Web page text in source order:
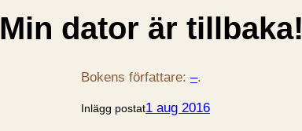
Min dator är tillbaka!
Bokens författare: –.
Inlägg postat1 aug 2016